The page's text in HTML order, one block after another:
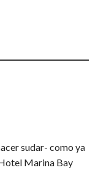
sudar- como ya
Marina Bay